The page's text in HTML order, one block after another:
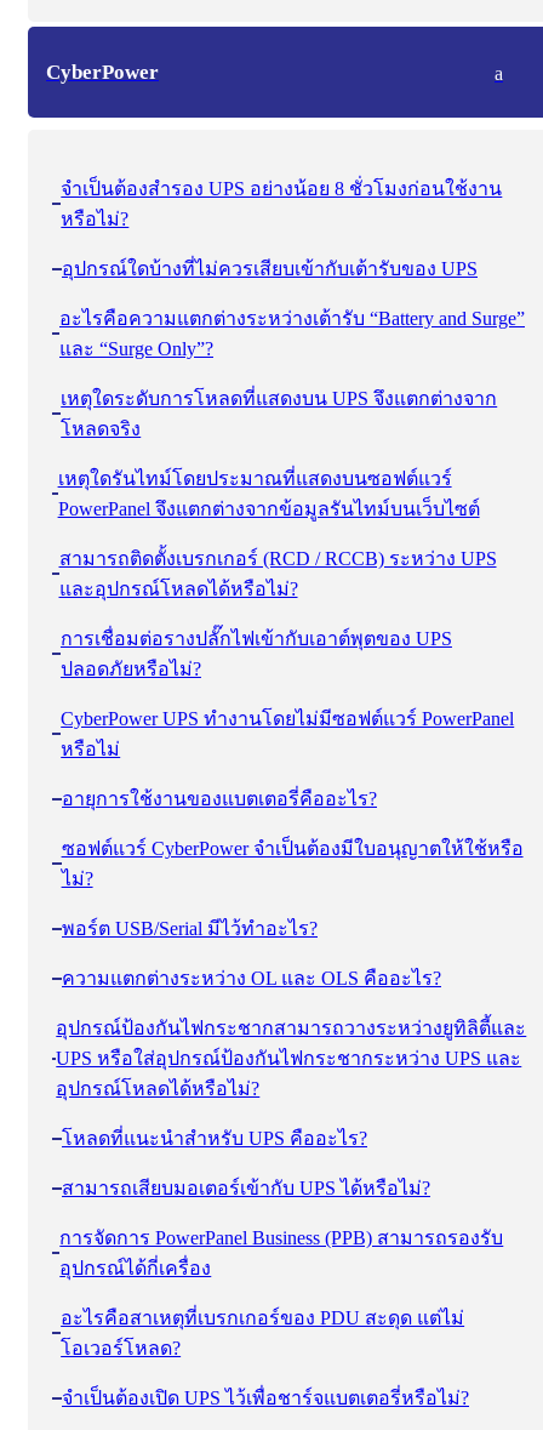
a
CyberPower
จําเป็นต้องสํารอง UPS อย่างน้อย 8 ชั่วโมงก่อนใช้งาน
หรือไม่?
อุปกรณ์ใดบ้างที่ไม่ควรเสียบเข้ากับเต้ารับของ UPS
อะไรคือความแตกต่างระหว่างเต้ารับ “Battery and Surge”
และ “Surge Only”?
เหตุใดระดับการโหลดที่แสดงบน UPS จึงแตกต่างจาก
โหลดจริง
เหตุใดรันไทม์โดยประมาณที่แสดงบนซอฟต์แวร์
PowerPanel จึงแตกต่างจากข้อมูลรันไทม์บนเว็บไซต์
สามารถติดตั้งเบรกเกอร์ (RCD / RCCB) ระหว่าง UPS
และอุปกรณ์โหลดได้หรือไม่?
การเชื่อมต่อรางปลั๊กไฟเข้ากับเอาต์พุตของ UPS
ปลอดภัยหรือไม่?
CyberPower UPS ทํางานโดยไม่มีซอฟต์แวร์ PowerPanel
หรือไม่
อายุการใช้งานของแบตเตอรี่คืออะไร?
ซอฟต์แวร์ CyberPower จําเป็นต้องมีใบอนุญาตให้ใช้หรือ
ไม่?
พอร์ต USB/Serial มีไว้ทําอะไร?
ความแตกต่างระหว่าง OL และ OLS คืออะไร?
อุปกรณ์ป้องกันไฟกระชากสามารถวางระหว่างยูทิลิตี้และ
UPS หรือใส่อุปกรณ์ป้องกันไฟกระชากระหว่าง UPS และ
อุปกรณ์โหลดได้หรือไม่?
โหลดที่แนะนําสําหรับ UPS คืออะไร?
สามารถเสียบมอเตอร์เข้ากับ UPS ได้หรือไม่?
การจัดการ PowerPanel Business (PPB) สามารถรองรับ
อุปกรณ์ได้กี่เครื่อง
อะไรคือสาเหตุที่เบรกเกอร์ของ PDU สะดุด แต่ไม่
โอเวอร์โหลด?
จําเป็นต้องเปิด UPS ไว้เพื่อชาร์จแบตเตอรี่หรือไม่?